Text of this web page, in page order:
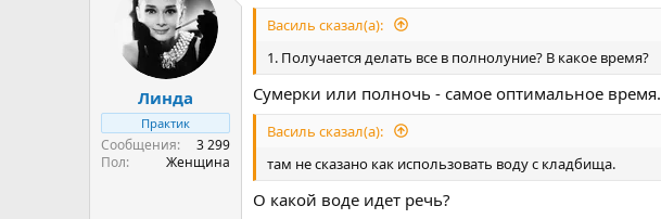
Линда
Практик
Сообщения
3 299
Пол
Женщина
Василь сказал(а):
1. Получается делать все в полнолуние? В какое время?
Сумерки или полночь - самое оптимальное время.
Василь сказал(а):
там не сказано как использовать воду с кладбища.
О какой воде идет речь?